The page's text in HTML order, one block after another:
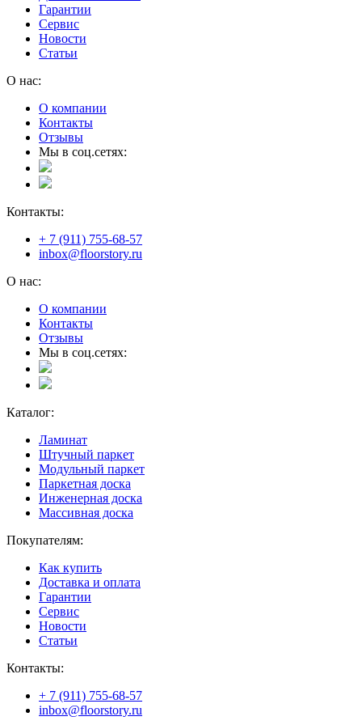
Гарантии
Сервис
Новости
Статьи
О нас:
О компании
Контакты
Отзывы
Мы в соц.сетях:
Контакты:
+ 7 (911) 755-68-57
inbox@floorstory.ru
О нас:
О компании
Контакты
Отзывы
Мы в соц.сетях:
Каталог:
Ламинат
Штучный паркет
Модульный паркет
Паркетная доска
Инженерная доска
Массивная доска
Покупателям:
Как купить
Доставка и оплата
Гарантии
Сервис
Новости
Статьи
Контакты:
+ 7 (911) 755-68-57
inbox@floorstory.ru